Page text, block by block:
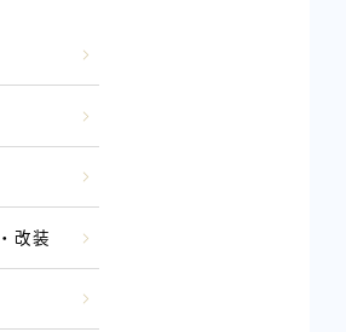
改装